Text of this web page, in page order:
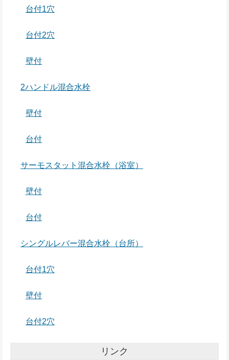
台付1穴
台付2穴
壁付
2ハンドル混合水栓
壁付
台付
サーモスタット混合水栓（浴室）
壁付
台付
シングルレバー混合水栓（台所）
台付1穴
壁付
台付2穴
リンク